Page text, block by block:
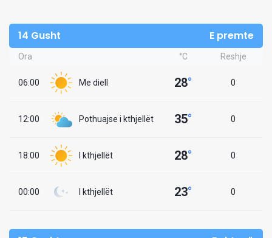
14 Gusht E premte
Ora °C Reshje
06:00 Me diell 28° 0
12:00 Pothuajse i kthjellët 35° 0
18:00 I kthjellët 28° 0
00:00 I kthjellët 23° 0